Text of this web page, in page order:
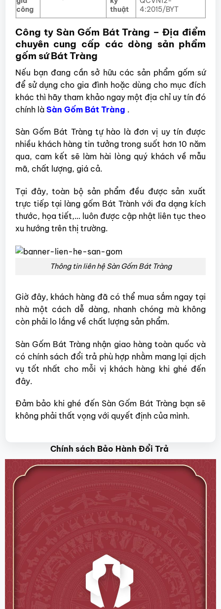
công
thuật
4:2015/BYT
Công ty Sàn Gốm Bát Tràng – Địa điểm
chuyên cung cấp các dòng sản phẩm
gốm sứ Bát Tràng
Nếu bạn đang cần sở hữu các sản phẩm gốm sứ
để sử dụng cho gia đình hoặc dùng cho mục đích
khác thì hãy tham khảo ngay một địa chỉ uy tín đó
chính là Sàn Gốm Bát Tràng .
Sàn Gốm Bát Tràng tự hào là đơn vị uy tín được
nhiều khách hàng tin tưởng trong suốt hơn 10 năm
qua, cam kết sẽ làm hài lòng quý khách về mẫu
mã, chất lượng, giá cả.
Tại đây, toàn bộ sản phẩm đều được sản xuất
trực tiếp tại làng gốm Bát Trành với đa dạng kích
thước, họa tiết,… luôn được cập nhật liên tục theo
xu hướng trên thị trường.
Thông tin liên hệ Sàn Gốm Bát Tràng
Giờ đây, khách hàng đã có thể mua sắm ngay tại
nhà một cách dễ dàng, nhanh chóng mà không
còn phải lo lắng về chất lượng sản phẩm.
Sàn Gốm Bát Tràng nhận giao hàng toàn quốc và
có chính sách đổi trả phù hợp nhằm mang lại dịch
vụ tốt nhất cho mỗi vị khách hàng khi ghé đến
đây.
Đảm bảo khi ghé đến Sàn Gốm Bát Tràng bạn sẽ
không phải thất vọng với quyết định của mình.
Chính sách Bảo Hành Đổi Trả